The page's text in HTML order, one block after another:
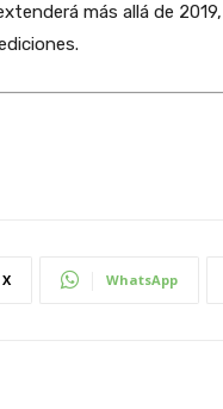
más allá de
X WhatsApp